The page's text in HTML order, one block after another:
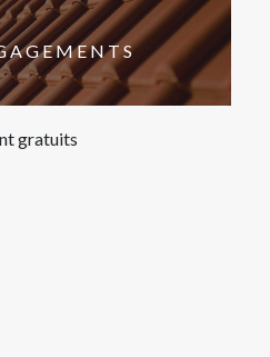
gratuits